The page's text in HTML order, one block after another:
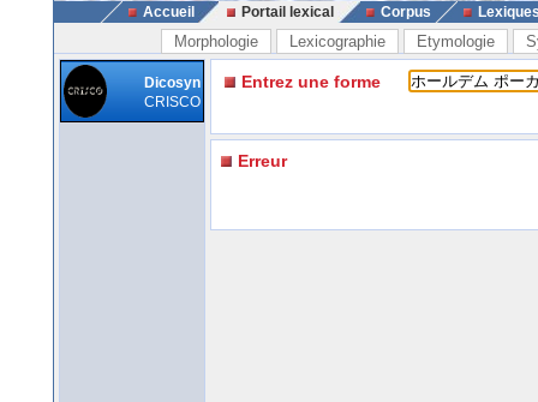
Accueil Portail lexical Corpus
Morphologie Lexicographie Etymologie
Dicosyn
CRISCO
Entrez une forme
Erreur